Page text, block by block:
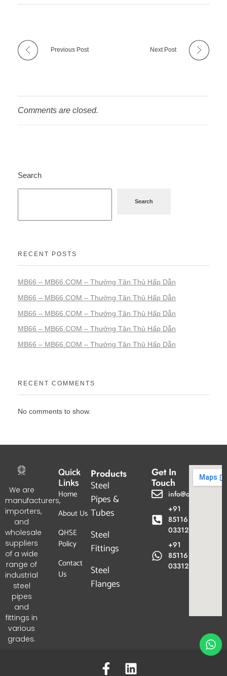
Previous Post Next Post
Comments are closed.
Search
Search
RECENT POSTS
MB66 – MB66.COM – Thưởng Tân Thủ Hấp Dẫn
MB66 – MB66.COM – Thưởng Tân Thủ Hấp Dẫn
MB66 – MB66.COM – Thưởng Tân Thủ Hấp Dẫn
MB66 – MB66.COM – Thưởng Tân Thủ Hấp Dẫn
MB66 – MB66.COM – Thưởng Tân Thủ Hấp Dẫn
RECENT COMMENTS
No comments to show.
We are
manufacturers,
importers,
and
wholesale
suppliers
of a wide
range of
industrial
steel
pipes
and
fittings in
various
grades.
Quick
Links
Home
About Us
QHSE
Policy
Contact
Us
Products
Steel
Pipes &
Tubes
Steel
Fittings
Steel
Flanges
Get In
Touch
info@dpgtl.com
+91
85116
03312
+91
85116
03312